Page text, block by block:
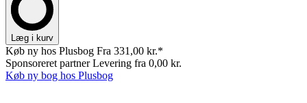
Læg i kurv
Køb ny hos Plusbog Fra 331,00 kr.*
Sponsoreret partnerLevering fra 0,00 kr.
Køb ny bog hos Plusbog